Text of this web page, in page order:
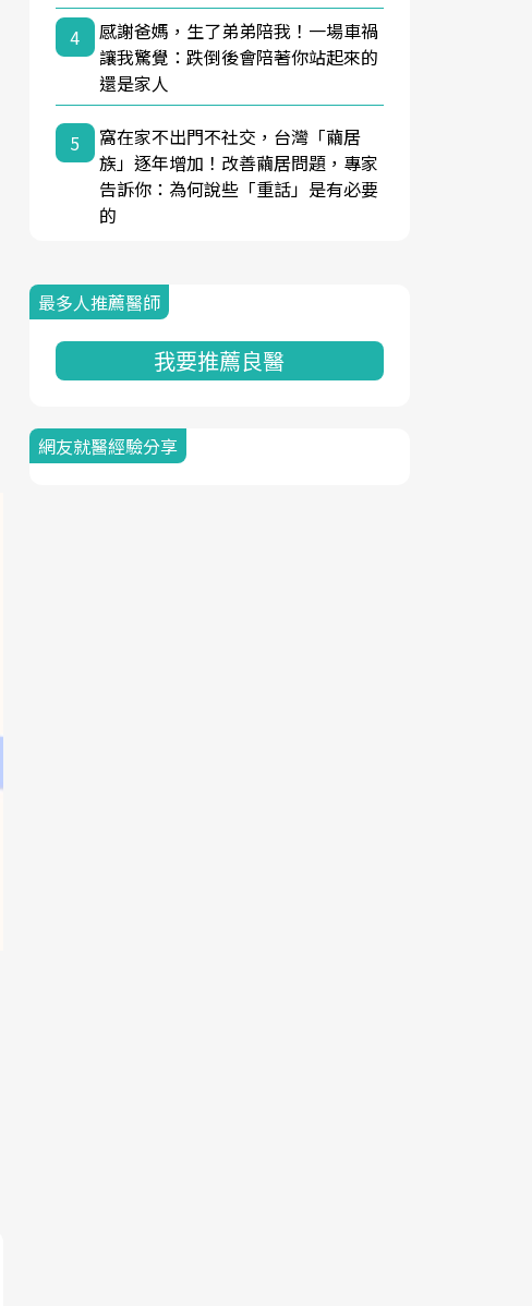
4
感謝爸媽，生了弟弟陪我！一場車禍
讓我驚覺：跌倒後會陪著你站起來的
還是家人
5
窩在家不出門不社交，台灣「繭居
族」逐年增加！改善繭居問題，專家
告訴你：為何說些「重話」是有必要
的
最多人推薦醫師
我要推薦良醫
網友就醫經驗分享